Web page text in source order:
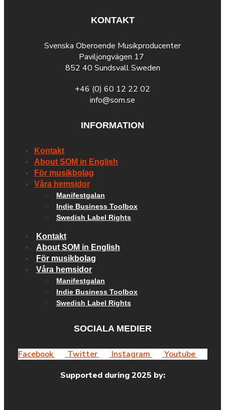
KONTAKT
Svenska Oberoende Musikproducenter
Paviljongvägen 17
852 40 Sundsvall Sweden
+46 (0) 60 12 22 02
info@som.se
INFORMATION
Kontakt
About SOM in English
För musikbolag
Våra hemsidor
Manifestgalan
Indie Business Toolbox
Swedish Label Rights
Kontakt
About SOM in English
För musikbolag
Våra hemsidor
Manifestgalan
Indie Business Toolbox
Swedish Label Rights
SOCIALA MEDIER
Facebook Twitter Instagram
Youtube
Supported during 2025 by: